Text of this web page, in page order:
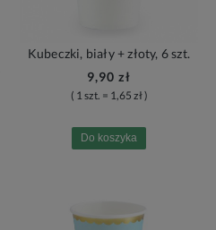
Kubeczki, biały + złoty, 6 szt.
9,90 zł
( 1 szt. = 1,65 zł )
Do koszyka